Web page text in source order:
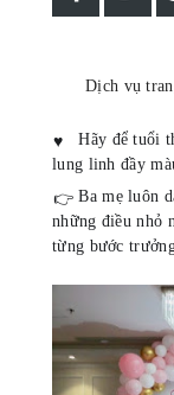
Dịch vụ
♥
Hãy để tuổi
lung linh đầy
👉 Ba mẹ luôn
những điều nhỏ
từng bước